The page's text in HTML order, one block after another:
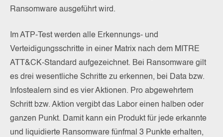
Ransomware ausgeführt wird.
Im ATP-Test werden alle Erkennungs- und
Verteidigungsschritte in einer Matrix nach dem MITRE
ATT&CK-Standard aufgezeichnet. Bei Ransomware gilt
es drei wesentliche Schritte zu erkennen, bei Data bzw.
Infostealern sind es vier Aktionen. Pro abgewehrtem
Schritt bzw. Aktion vergibt das Labor einen halben oder
ganzen Punkt. Damit kann ein Produkt für jede erkannte
und liquidierte Ransomware fünfmal 3 Punkte erhalten,